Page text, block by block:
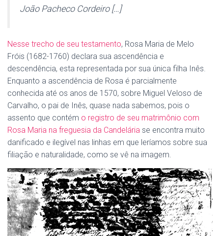
João Pacheco Cordeiro […]
Nesse trecho de seu testamento, Rosa Maria de Melo
Fróis (1682-1760) declara sua ascendência e
descendência, esta representada por sua única filha Inês.
Enquanto a ascendência de Rosa é parcialmente
conhecida até os anos de 1570, sobre Miguel Veloso de
Carvalho, o pai de Inês, quase nada sabemos, pois o
assento que contém o registro de seu matrimônio com
Rosa Maria na freguesia da Candelária se encontra muito
danificado e ilegível nas linhas em que leríamos sobre sua
filiação e naturalidade, como se vê na imagem.